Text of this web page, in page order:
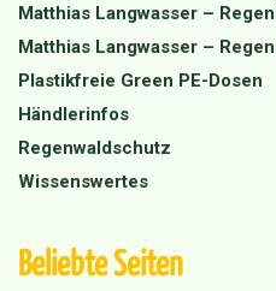
Matthias Langwasser –
Matthias Langwasser –
Plastikfreie Green PE-Dosen
Händlerinfos
Regenwaldschutz
Wissenswertes
Beliebte Seiten